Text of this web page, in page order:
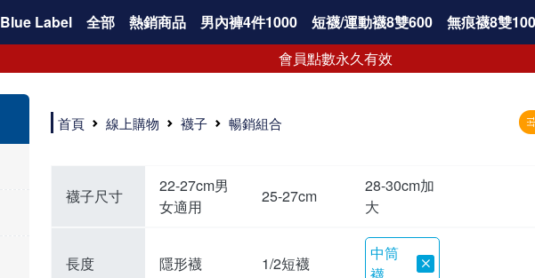
Blue Label 全部 熱銷商品 男內褲4件1000 短襪/運動襪8雙600
無痕襪8雙
會員點數永久有效
首頁 線上購物 襪子 暢銷組合
襪子尺寸
22-27cm男
女適用
25-27cm
28-30cm加
大
長度 隱形襪 1/2短襪
中筒
襪